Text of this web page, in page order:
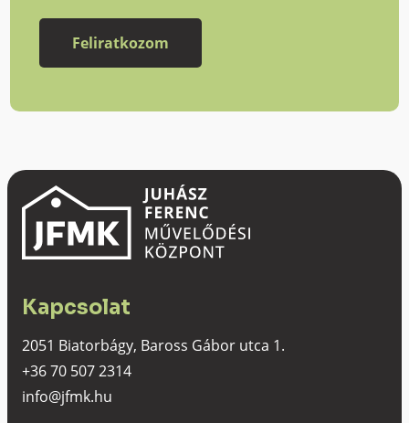
Kapcsolat
2051 Biatorbágy, Baross Gábor utca 1.
+36 70 507 2314
info@jfmk.hu